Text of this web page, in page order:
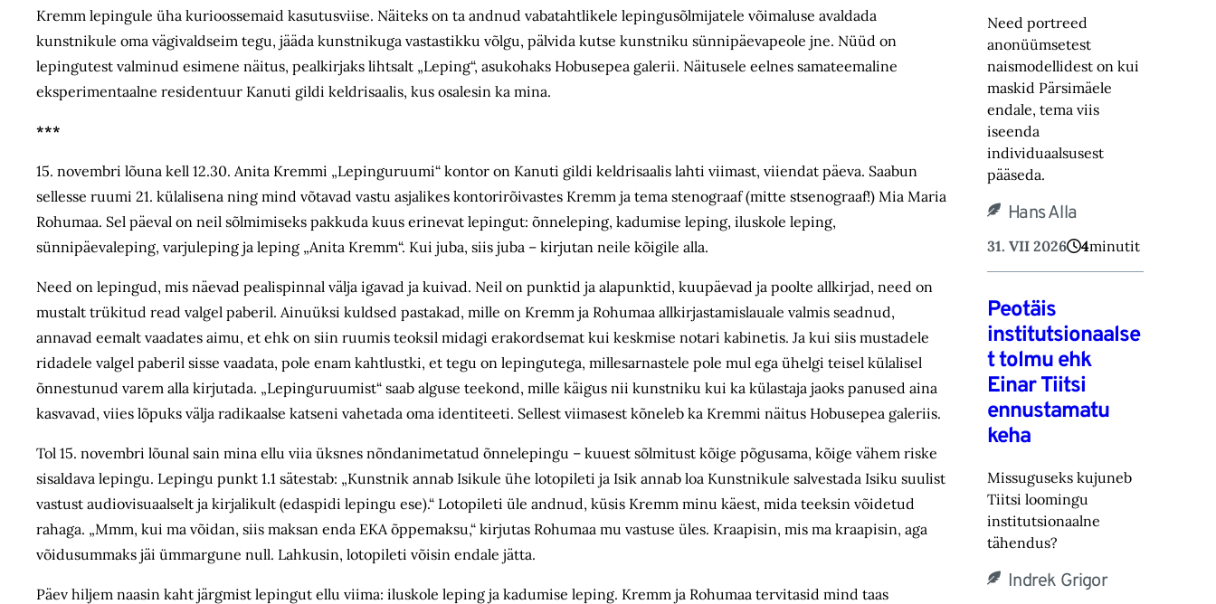
Kremm lepingule üha kurioossemaid kasutusviise. Näiteks on ta andnud vabatahtlikele lepingusõlmijatele võimaluse avaldada
kunstnikule oma vägivaldseim tegu, jääda kunstnikuga vastastikku võlgu, pälvida kutse kunstniku sünnipäevapeole jne. Nüüd on
lepingutest valminud esimene näitus, pealkirjaks lihtsalt „Leping“, asukohaks Hobusepea galerii. Näitusele eelnes samateemaline
eksperimentaalne residentuur Kanuti gildi keldrisaalis, kus osalesin ka mina.
***
15. novembri lõuna kell 12.30. Anita Kremmi „Lepinguruumi“ kontor on Kanuti gildi keldrisaalis lahti viimast, viiendat päeva. Saabun
sellesse ruumi 21. külalisena ning mind võtavad vastu asjalikes kontorirõivastes Kremm ja tema stenograaf (mitte stsenograaf!) Mia Maria
Rohumaa. Sel päeval on neil sõlmimiseks pakkuda kuus erinevat lepingut: õnneleping, kadumise leping, iluskole leping,
sünnipäevaleping, varjuleping ja leping „Anita Kremm“. Kui juba, siis juba – kirjutan neile kõigile alla.
Need on lepingud, mis näevad pealispinnal välja igavad ja kuivad. Neil on punktid ja alapunktid, kuupäevad ja poolte allkirjad, need on
mustalt trükitud read valgel paberil. Ainuüksi kuldsed pastakad, mille on Kremm ja Rohumaa allkirjastamislauale valmis seadnud,
annavad eemalt vaadates aimu, et ehk on siin ruumis teoksil midagi erakordsemat kui keskmise notari kabinetis. Ja kui siis mustadele
ridadele valgel paberil sisse vaadata, pole enam kahtlustki, et tegu on lepingutega, millesarnastele pole mul ega ühelgi teisel külalisel
õnnestunud varem alla kirjutada. „Lepinguruumist“ saab alguse teekond, mille käigus nii kunstniku kui ka külastaja jaoks panused aina
kasvavad, viies lõpuks välja radikaalse katseni vahetada oma identiteeti. Sellest viimasest kõneleb ka Kremmi näitus Hobusepea galeriis.
Tol 15. novembri lõunal sain mina ellu viia üksnes nõndanimetatud õnnelepingu – kuuest sõlmitust kõige põgusama, kõige vähem riske
sisaldava lepingu. Lepingu punkt 1.1 sätestab: „Kunstnik annab Isikule ühe lotopileti ja Isik annab loa Kunstnikule salvestada Isiku suulist
vastust audiovisuaalselt ja kirjalikult (edaspidi lepingu ese).“ Lotopileti üle andnud, küsis Kremm minu käest, mida teeksin võidetud
rahaga. „Mmm, kui ma võidan, siis maksan enda EKA õppemaksu,“ kirjutas Rohumaa mu vastuse üles. Kraapisin, mis ma kraapisin, aga
võidusummaks jäi ümmargune null. Lahkusin, lotopileti võisin endale jätta.
Päev hiljem naasin kaht järgmist lepingut ellu viima: iluskole leping ja kadumise leping. Kremm ja Rohumaa tervitasid mind taas
Need portreed
anonüümsetest
naismodellidest on kui
maskid Pärsimäele
endale, tema viis
iseenda
individuaalsusest
pääseda.
Hans Alla
31. VII 2026 4minutit
Peotäis
institutsionaalse
t tolmu ehk
Einar Tiitsi
ennustamatu
keha
Missuguseks kujuneb
Tiitsi loomingu
institutsionaalne
tähendus?
Indrek Grigor